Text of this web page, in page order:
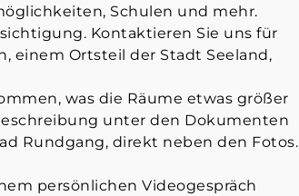
Schulen und mehr.
Kontaktieren Sie uns für
einem Ortsteil der Stadt Seeland,
was die Räume etwas größer
unter den Dokumenten
Rundgang, direkt neben den Fotos.
persönlichen Videogespräch